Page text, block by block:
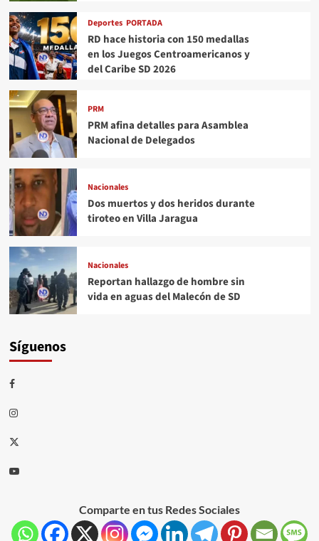
Deportes PORTADA
RD hace historia con 150 medallas
en los Juegos Centroamericanos y
del Caribe SD 2026
PRM
PRM afina detalles para Asamblea
Nacional de Delegados
Nacionales
Dos muertos y dos heridos durante
tiroteo en Villa Jaragua
Nacionales
Reportan hallazgo de hombre sin
vida en aguas del Malecón de SD
Síguenos
Comparte en tus Redes Sociales